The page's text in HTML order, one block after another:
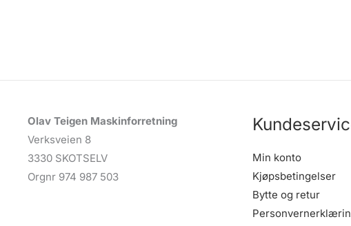
Olav Teigen Maskinforretning
Verksveien 8
3330 SKOTSELV
Orgnr 974 987 503
Min konto
Kjøpsbetingelser
Bytte og retur